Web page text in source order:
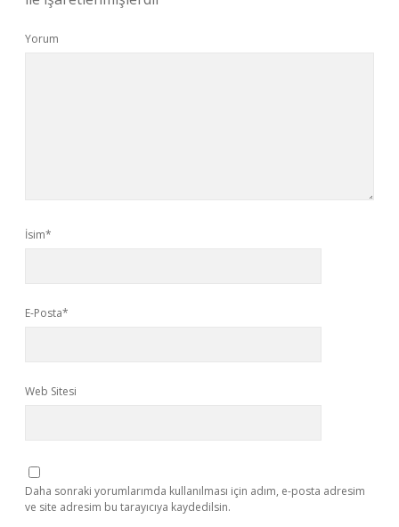
Yorum
İsim*
E-Posta*
Web Sitesi
Daha sonraki yorumlarımda kullanılması için adım, e-posta adresim
ve site adresim bu tarayıcıya kaydedilsin.